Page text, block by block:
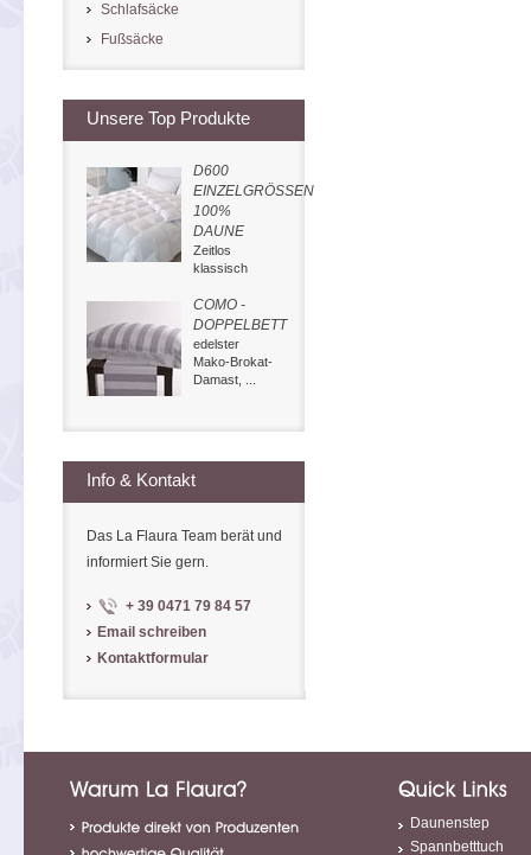
Schlafsäcke
Fußsäcke
Unsere Top Produkte
D600
EINZELGRÖSSEN
100%
DAUNE
Zeitlos
klassisch
COMO -
DOPPELBETT
edelster
Mako-Brokat-
Damast, ...
Info & Kontakt
Das La Flaura Team berät und
informiert Sie gern.
+ 39 0471 79 84 57
Email schreiben
Kontaktformular
Daunenstep
Spannbetttuch